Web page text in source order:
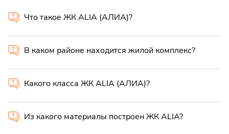
Что такое ЖК ALIA (АЛИА)?
В каком районе находится жилой комплекс?
Какого класса ЖК ALIA (АЛИА)?
Из какого материалы построен ЖК ALIA?